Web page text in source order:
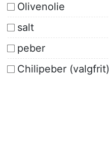
Olivenolie
salt
peber
Chilipeber (valgfrit)